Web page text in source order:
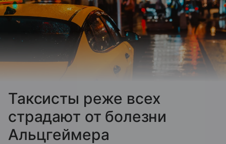
Таксисты реже всех
страдают от болезни
Альцгеймера